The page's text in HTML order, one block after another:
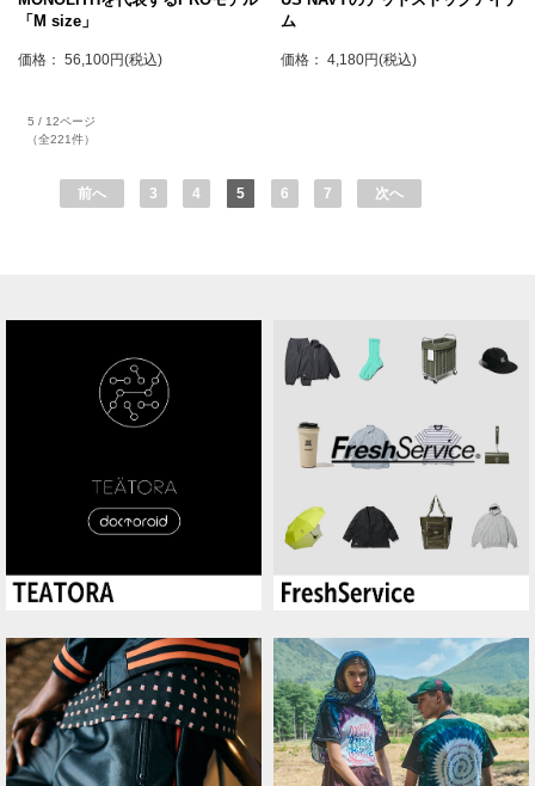
「M size」
価格： 56,100円(税込)
ム
価格： 4,180円(税込)
5 / 12ページ
（全221件）
前へ 3 4 5 6 7 次へ